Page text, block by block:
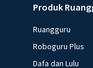
Produk
Ruangguru
Roboguru Plus
Dafa dan Lulu